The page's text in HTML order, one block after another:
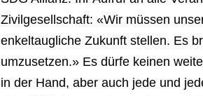
Zivilgesellschaft: «Wir müssen
enkeltaugliche Zukunft stellen. Es
umzusetzen.» Es dürfe keinen
in der Hand, aber auch jede und